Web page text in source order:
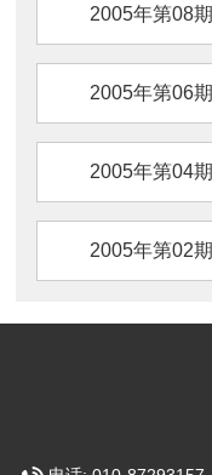
2005年第08期
2005年第06期
2005年第04期
2005年第02期